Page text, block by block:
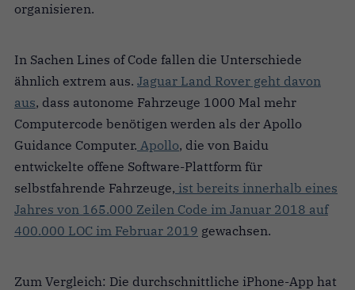
organisieren.
In Sachen Lines of Code fallen die Unterschiede
ähnlich extrem aus. Jaguar Land Rover geht davon
aus, dass autonome Fahrzeuge 1000 Mal mehr
Computercode benötigen werden als der Apollo
Guidance Computer. Apollo, die von Baidu
entwickelte offene Software-Plattform für
selbstfahrende Fahrzeuge, ist bereits innerhalb eines
Jahres von 165.000 Zeilen Code im Januar 2018 auf
400.000 LOC im Februar 2019 gewachsen.
Zum Vergleich: Die durchschnittliche iPhone-App hat